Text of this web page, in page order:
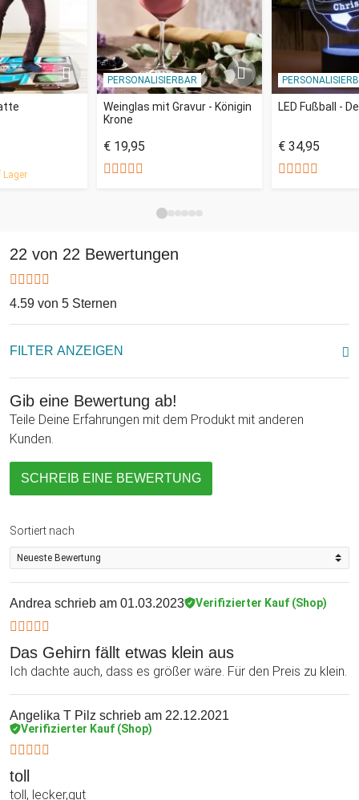
mündlichen Prüfung oder Klausur steht. Da ist Schokolade
sowieso gut, denn sie dient ja als Nervennahrung. Du siehst:
vielseitig einsetzbar! Verschenke Hirn - es kann ja nie
schaden!
PERSONALISIERBAR
Weinglas mit Gravur - Königin
Krone
€ 19,95
LED Fußball -
€ 34,95
22 von 22 Bewertungen
4.59 von 5 Sternen
FILTER ANZEIGEN
Gib eine Bewertung ab!
Teile Deine Erfahrungen mit dem Produkt mit anderen
Kunden.
SCHREIB EINE BEWERTUNG
Sortiert nach
Andrea schrieb am 01.03.2023 Verifizierter Kauf (Shop)
Das Gehirn fällt etwas klein aus
Ich dachte auch, dass es größer wäre. Für den Preis zu klein.
Angelika T Pilz schrieb am 22.12.2021
Verifizierter Kauf (Shop)
toll
toll, lecker,gut